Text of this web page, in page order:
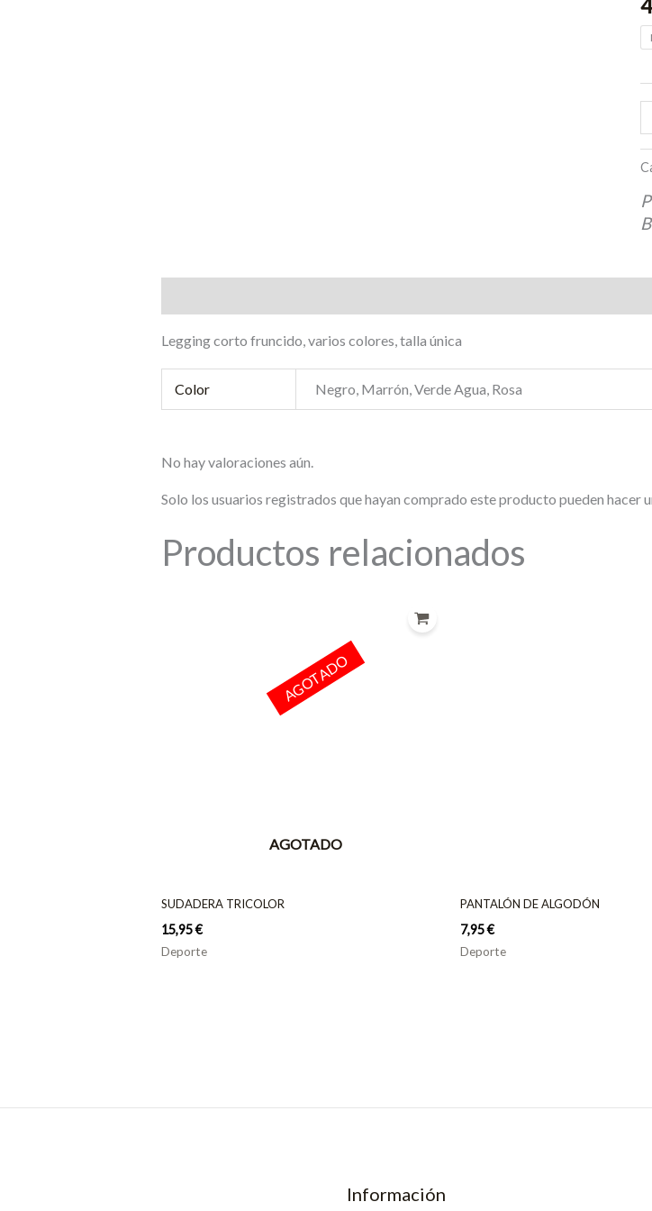
Legging corto fruncido, varios colores, talla única
Color Negro, Marrón, Verde Agua, Rosa
No hay valoraciones aún.
Solo los usuarios registrados que hayan comprado este producto pueden hacer
Productos relacionados
AGOTADO
SUDADERA TRICOLOR
15,95€
Deporte
AGOTADO
PANTALÓN DE ALGODÓN
7,95€
Deporte
Información